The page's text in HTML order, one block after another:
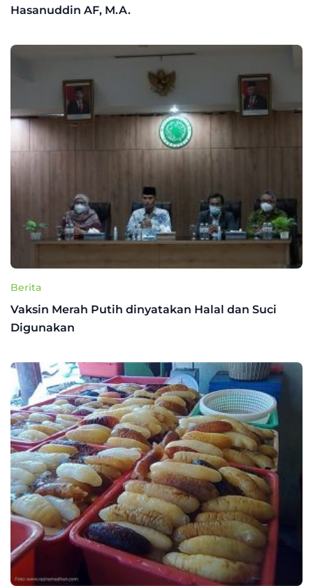
Hasanuddin AF, M.A.
Berita
Vaksin Merah Putih dinyatakan Halal dan Suci
Digunakan